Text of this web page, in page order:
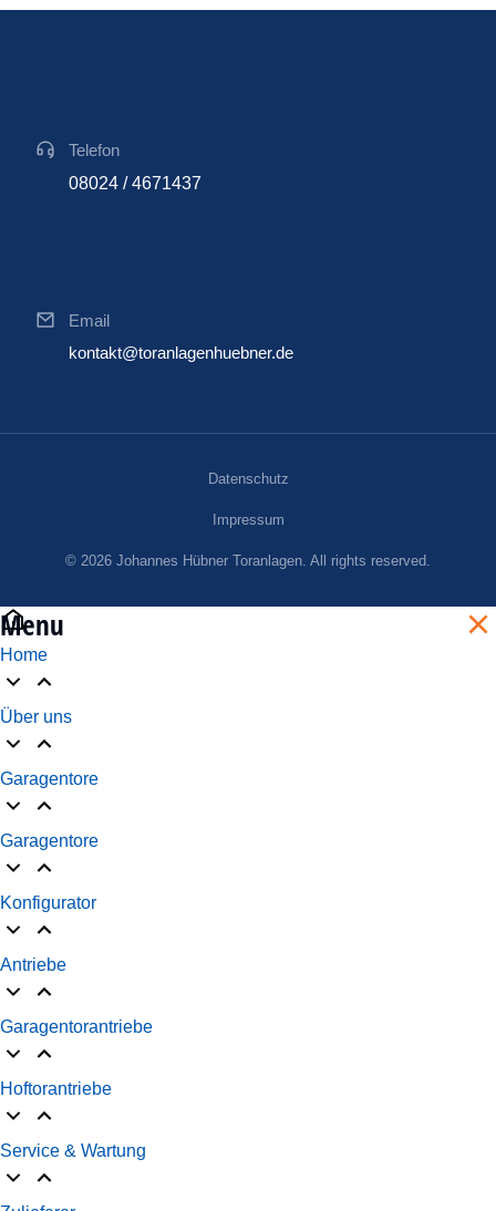
Telefon
08024 / 4671437
Email
kontakt@toranlagenhuebner.de
© 2026 Johannes Hübner Toranlagen. All rights reserved.
Datenschutz
Impressum
Menu
Home
Über uns
Garagentore
Garagentore
Konfigurator
Antriebe
Garagentorantriebe
Hoftorantriebe
Service & Wartung